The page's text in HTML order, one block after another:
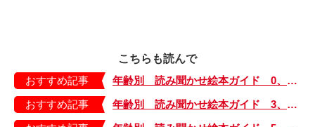
こちらも読んで
おすすめ記事
年齢別 読み聞かせ絵本ガイド 0、1歳〜
おすすめ記事
年齢別 読み聞かせ絵本ガイド 3、4、5歳〜